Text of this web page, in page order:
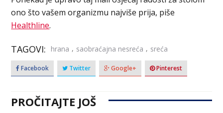
ono što vašem organizmu najviše prija, piše
Healthline.
TAGOVI: hrana , saobraćajna nesreća , sreća
Facebook Twitter Google+ Pinterest
PROČITAJTE JOŠ